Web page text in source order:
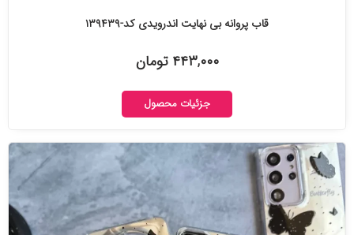
قاب پروانه بی نهایت اندرویدی کد-۱۳۹۴۳۹
۴۴۳,۰۰۰ تومان
جزئیات محصول